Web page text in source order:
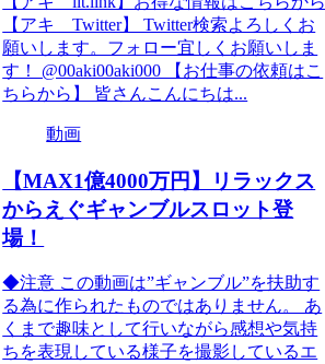
【アキ Twitter】 Twitter検索よろしくお
願いします。フォロー宜しくお願いしま
す！ @00aki00aki000 【お仕事の依頼はこ
ちらから】 皆さんこんにちは...
動画
【MAX1億4000万円】リラックス
からえぐギャンブルスロット登
場！
◆注意 この動画は”ギャンブル”を扶助す
る為に作られたものではありません。 あ
くまで趣味として行いながら感想や気持
ちを表現している様子を撮影しているエ